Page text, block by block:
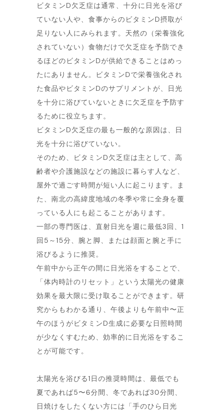
ビタミンD欠乏症は通常、十分に日光を浴び
ていない人や、食事からのビタミンD摂取が
足りない人にみられます。天然の（栄養強化
されていない）食物だけで欠乏症を予防でき
るほどのビタミンDが供給できることはめっ
たにありません。ビタミンDで栄養強化され
た食品やビタミンDのサプリメントが、日光
を十分に浴びていないときに欠乏症を予防す
るために役立ちます。
ビタミンD欠乏症の最も一般的な原因は、日
光を十分に浴びていない。
そのため、ビタミンD欠乏症は主として、高
齢者や介護施設などの施設に暮らす人など、
屋外で過ごす時間が短い人に起こります。ま
た、南北の高緯度地域の冬季や常に全身を覆
っている人にも起こることがあります。
一部の専門医は、直射日光を週に最低3回、1
回5～15分、腕と脚、または顔面と腕と手に
浴びるように推奨。
午前中から正午の間に日光浴をすることで、
「体内時計のリセット」という太陽光の健康
効果を最大限に受け取ることができます。研
究からもわかる通り、午後よりも午前中〜正
午のほうがビタミンD生成に必要な日照時間
が少なくすむため、効率的に日光浴をするこ
とが可能です。
太陽光を浴びる1日の推奨時間は、最低でも
夏であれば5〜6分間、冬であれば30分間、
日焼けをしたくない方には「手のひら日光